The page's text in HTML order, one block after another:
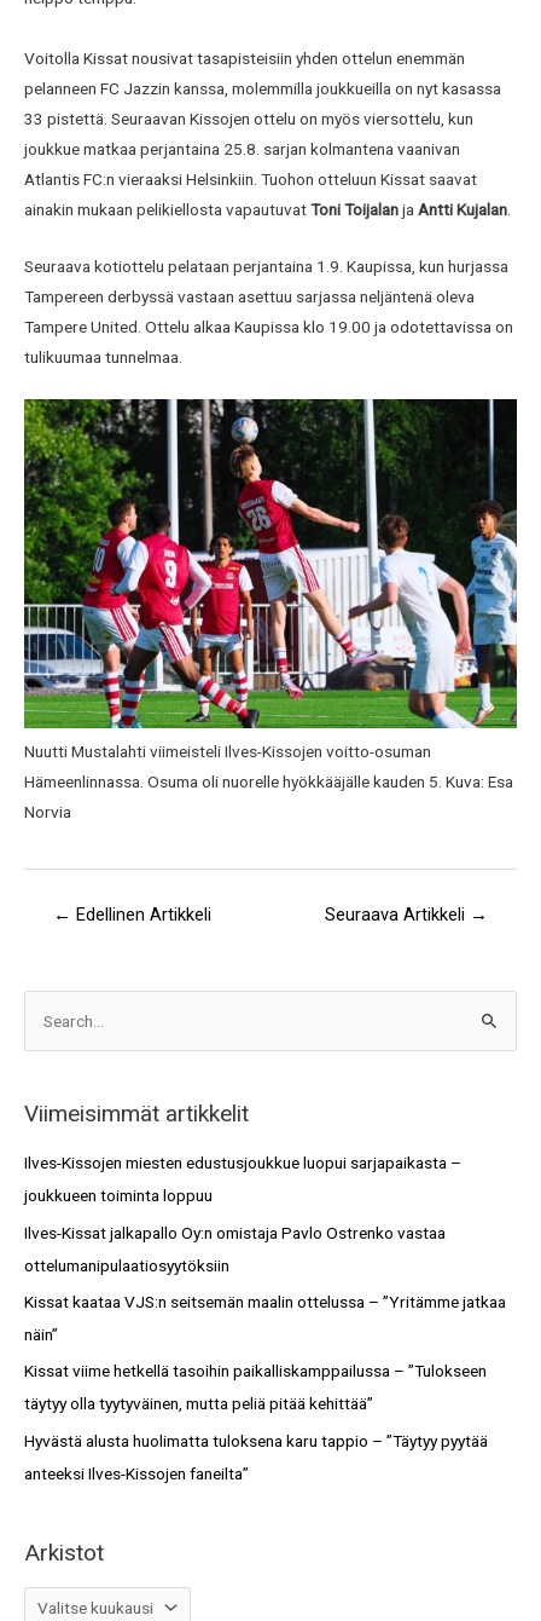
Voitolla Kissat nousivat tasapisteisiin yhden ottelun enemmän
pelanneen FC Jazzin kanssa, molemmilla joukkueilla on nyt kasassa
33 pistettä. Seuraavan Kissojen ottelu on myös viersottelu, kun
joukkue matkaa perjantaina 25.8. sarjan kolmantena vaanivan
Atlantis FC:n vieraaksi Helsinkiin. Tuohon otteluun Kissat saavat
ainakin mukaan pelikiellosta vapautuvatToni Toijalanja Antti Kujalan
Seuraava kotiottelu pelataan perjantaina 1.9. Kaupissa, kun hurjassa
Tampereen derbyssä vastaan asettuu sarjassa neljäntenä oleva
Tampere United. Ottelu alkaa Kaupissa klo 19.00 ja odotettavissa on
tulikuumaa tunnelmaa.
Nuutti Mustalahti viimeisteli Ilves-Kissojen voitto-osuman
Hämeenlinnassa. Osuma oli nuorelle hyökkääjälle kauden 5. Kuva: Esa
Norvia
← Edellinen Artikkeli Seuraava Artikkeli →
e
r
c
h
Viimeisimmät artikkelit
Ilves-Kissojen miesten edustusjoukkue luopui sarjapaikasta –
joukkueen toiminta loppuu
Ilves-Kissat jalkapallo Oy:n omistaja Pavlo Ostrenko vastaa
ottelumanipulaatiosyytöksiin
Kissat kaataa VJS:n seitsemän maalin ottelussa – ”Yritämme jatkaa
näin”
Kissat viime hetkellä tasoihin paikalliskamppailussa – ”Tulokseen
täytyy olla tyytyväinen, mutta peliä pitää kehittää”
Hyvästä alusta huolimatta tuloksena karu tappio – ”Täytyy pyytää
anteeksi Ilves-Kissojen faneilta”
Arkistot
i
t
o
t